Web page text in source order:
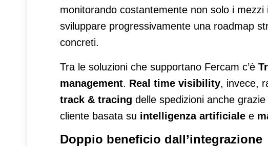
monitorando costantemente non solo i
sviluppare progressivamente una roadmap
concreti.
Tra le soluzioni che supportano Fercam c’è
management. Real time visibility, invece,
track & tracing delle spedizioni anche
cliente basata su intelligenza artificiale e
Doppio beneficio dall’integrazione